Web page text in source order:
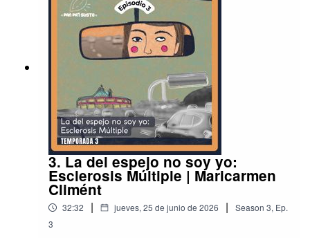
3. La del espejo no soy yo:
Esclerosis Múltiple | Maricarmen
Climént
32:32 | jueves, 25 de junio de 2026 | Season 3, Ep.
3